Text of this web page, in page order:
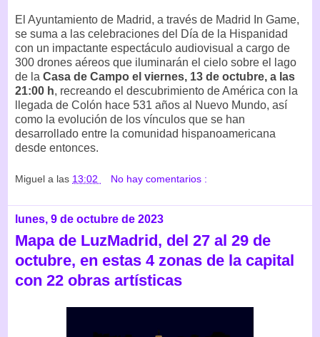
El Ayuntamiento de Madrid, a través de Madrid In Game,
se suma a las celebraciones del Día de la Hispanidad
con un impactante espectáculo audiovisual a cargo de
300 drones aéreos que iluminarán el cielo sobre el lago
de la Casa de Campo el viernes, 13 de octubre, a las
21:00 h, recreando el descubrimiento de América con la
llegada de Colón hace 531 años al Nuevo Mundo, así
como la evolución de los vínculos que se han
desarrollado entre la comunidad hispanoamericana
desde entonces.
Miguel a las 13:02 No hay comentarios :
lunes, 9 de octubre de 2023
Mapa de LuzMadrid, del 27 al 29 de
octubre, en estas 4 zonas de la capital
con 22 obras artísticas